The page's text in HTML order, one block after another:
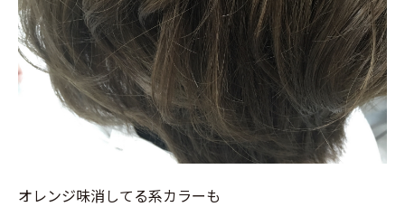
オレンジ味消してる系カラーも